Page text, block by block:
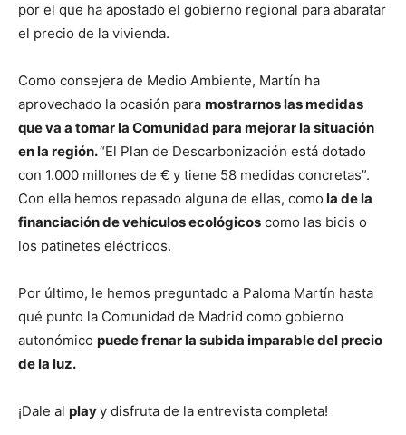
por el que ha apostado el gobierno regional para abaratar
el precio de la vivienda.
Como consejera de Medio Ambiente, Martín ha
aprovechado la ocasión para mostrarnos las medidas
que va a tomar la Comunidad para mejorar la situación
en la región.“El Plan de Descarbonización está dotado
con 1.000 millones de € y tiene 58 medidas concretas”.
Con ella hemos repasado alguna de ellas, como la de la
financiación de vehículos ecológicos como las bicis o
los patinetes eléctricos.
Por último, le hemos preguntado a Paloma Martín hasta
qué punto la Comunidad de Madrid como gobierno
autonómico puede frenar la subida imparable del precio
de la luz.
¡Dale al playy disfruta de la entrevista completa!